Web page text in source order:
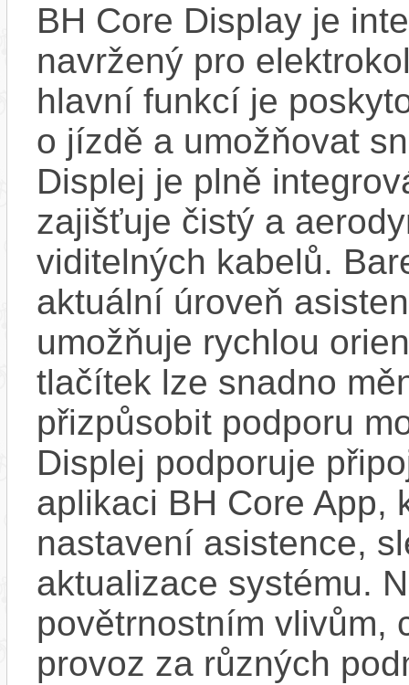
BH Core Display je
navržený pro
hlavní funkcí je
o jízdě a umožňovat
Displej je plně
zajišťuje čistý a
viditelných kabelů.
aktuální úroveň
umožňuje rychlou
tlačítek lze snadno
přizpůsobit podporu
Displej podporuje
aplikaci BH Core App,
nastavení asistence,
aktualizace systému.
povětrnostním vlivům,
provoz za různých